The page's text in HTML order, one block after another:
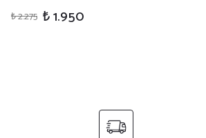
₺ 2.275 ₺ 1.950